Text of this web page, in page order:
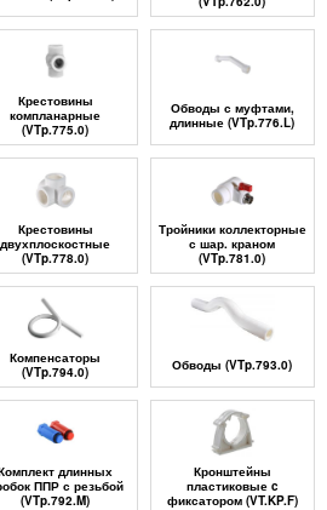
Крестовины
компланарные
(VTp.775.0)
Обводы с муфтами,
длинные (VTp.776.L)
Крестовины
двухплоскостные
(VTp.778.0)
Тройники коллекторные
с шар. краном
(VTp.781.0)
Компенсаторы
(VTp.794.0)
Обводы (VTp.793.0)
длинных
ППР с резьбой
(VTp.792.M)
Кронштейны
пластиковые c
фиксатором (VT.KP.F)